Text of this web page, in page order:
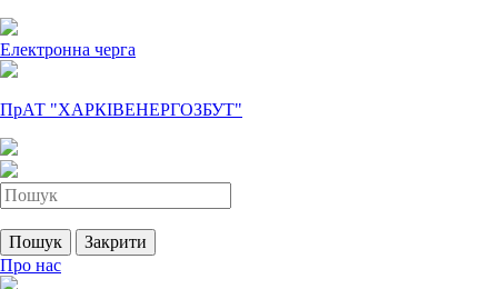
Електронна черга
ПрАТ "ХАРКІВЕНЕРГОЗБУТ"
Пошук
Закрити
Про нас